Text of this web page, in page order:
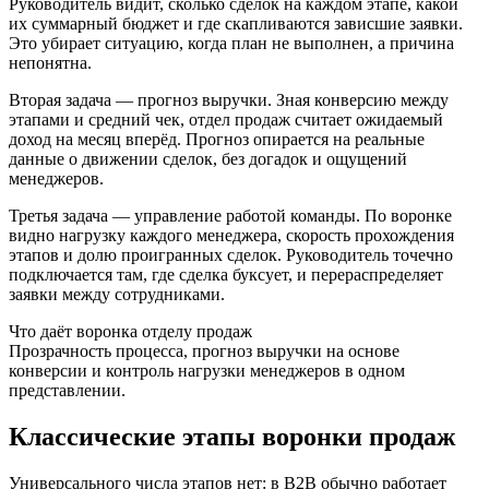
Руководитель видит, сколько сделок на каждом этапе, какой
их суммарный бюджет и где скапливаются зависшие заявки.
Это убирает ситуацию, когда план не выполнен, а причина
непонятна.
Вторая задача — прогноз выручки. Зная конверсию между
этапами и средний чек, отдел продаж считает ожидаемый
доход на месяц вперёд. Прогноз опирается на реальные
данные о движении сделок, без догадок и ощущений
менеджеров.
Третья задача — управление работой команды. По воронке
видно нагрузку каждого менеджера, скорость прохождения
этапов и долю проигранных сделок. Руководитель точечно
подключается там, где сделка буксует, и перераспределяет
заявки между сотрудниками.
Что даёт воронка отделу продаж
Прозрачность процесса, прогноз выручки на основе
конверсии и контроль нагрузки менеджеров в одном
представлении.
Классические этапы воронки продаж
Универсального числа этапов нет: в B2B обычно работает